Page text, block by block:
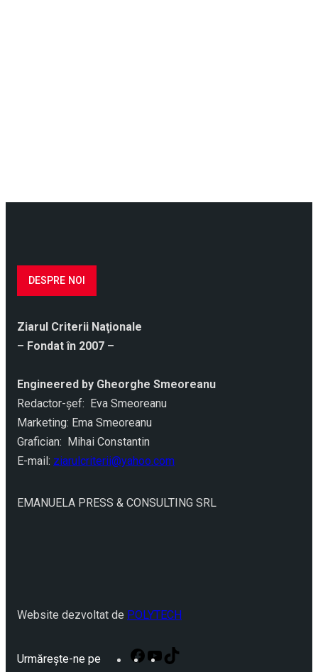
DESPRE NOI
Ziarul Criterii Naţionale
– Fondat în 2007 –
Engineered by Gheorghe Smeoreanu
Redactor-şef: Eva Smeoreanu
Marketing: Ema Smeoreanu
Grafician: Mihai Constantin
E-mail: ziarulcriterii@yahoo.com
EMANUELA PRESS & CONSULTING SRL
Website dezvoltat de POLYTECH
Urmărește-ne pe Facebook
YouTube